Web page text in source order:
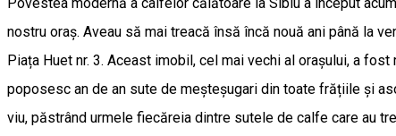
nostru oraș. Aveau să mai treacă însă încă nouă ani până la
Piața Huet nr. 3. Aceast imobil, cel mai vechi al orașului, a
poposesc an de an sute de meșteșugari din toate frățiile și
viu, păstrând urmele fiecăreia dintre sutele de calfe care au